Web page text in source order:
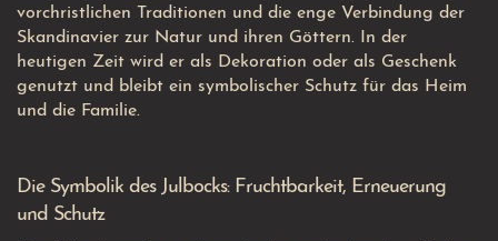
vorchristlichen Traditionen und die enge Verbindung der
Skandinavier zur Natur und ihren Göttern. In der
heutigen Zeit wird er als Dekoration oder als Geschenk
genutzt und bleibt ein symbolischer Schutz für das Heim
und die Familie.
Die Symbolik des Julbocks: Fruchtbarkeit, Erneuerung
und Schutz